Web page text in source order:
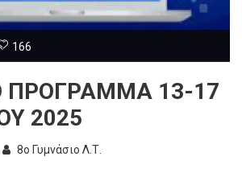
166
ΠΡΟΓΡΑΜΜΑ 13-17
2025
8ο Γυμνάσιο Λ.Τ.